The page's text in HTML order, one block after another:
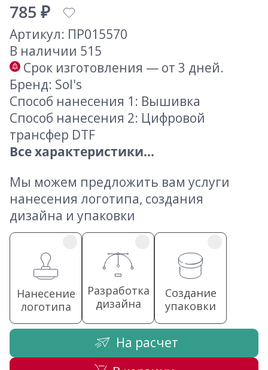
785 ₽
Артикул: ПР015570
В наличии 515
Срок изготовления — от 3 дней.
Бренд: Sol's
Способ нанесения 1: Вышивка
Способ нанесения 2: Цифровой
трансфер DTF
Все характеристики...
Мы можем предложить вам услуги
нанесения логотипа, создания
дизайна и упаковки
Нанесение
логотипа
Разработка
дизайна
Создание
упаковки
На расчет